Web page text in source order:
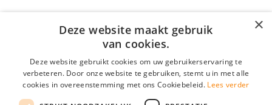
Contractvormen
Brochure aanvragen
Vacature aanmelden
×
Deze website maakt gebruik
van cookies.
Deze website gebruikt cookies om uw gebruikerservaring te
verbeteren. Door onze website te gebruiken, stemt u in met alle
cookies in overeenstemming met ons Cookiebeleid. Lees verder